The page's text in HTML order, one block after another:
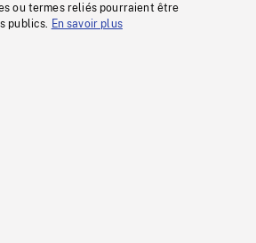
ou termes reliés pourraient être
publics. En savoir plus